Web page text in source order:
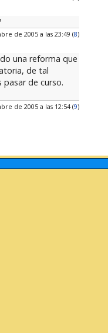
de 2005 a las 23:49 (8)
una reforma que
de tal
pasar de curso.
de 2005 a las 12:54 (9)